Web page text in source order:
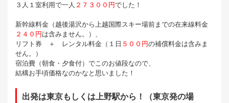
３人１室利用で一人 ２７３００円でした！
新幹線料金（越後湯沢から上越国際スキー場前までの在来線料金
２４０円 は含みません。）、
リフト券 ＋ レンタル料金（１日 ５００円の補償料金は含みま
せん。）
宿泊費（朝食・夕食付）でこのお値段なので、
結構お手頃価格なのかなと思いました！
出発は東京もしくは上野駅から！（東京発の場